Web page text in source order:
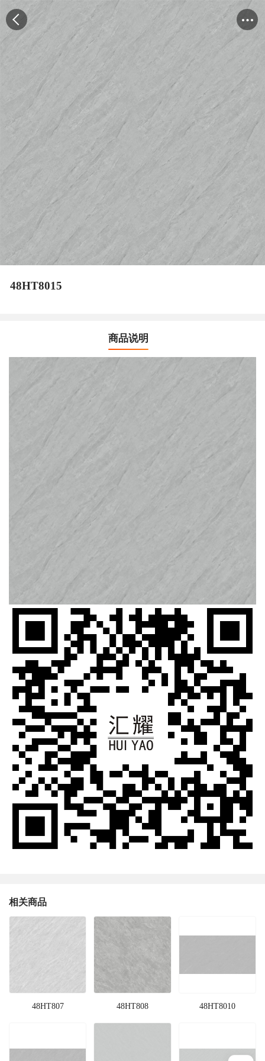
48HT8015
商品说明
相关商品
48HT807 48HT808 48HT8010